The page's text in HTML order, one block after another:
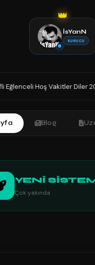
👑
İsYanN
KURUCU
Hayırlı Olsun.
Blog
YENİ
Çok yakında